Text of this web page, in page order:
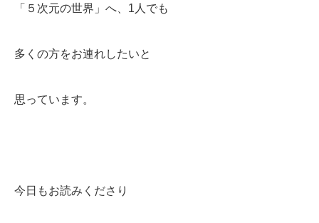
「５次元の世界」へ、1人でも
多くの方をお連れしたいと
思っています。
今日もお読みくださり